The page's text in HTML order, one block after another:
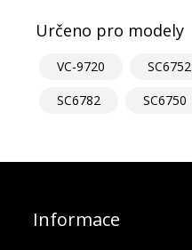
Určeno pro modely
VC-9720 SC6752
SC6782
SC6750
Informace